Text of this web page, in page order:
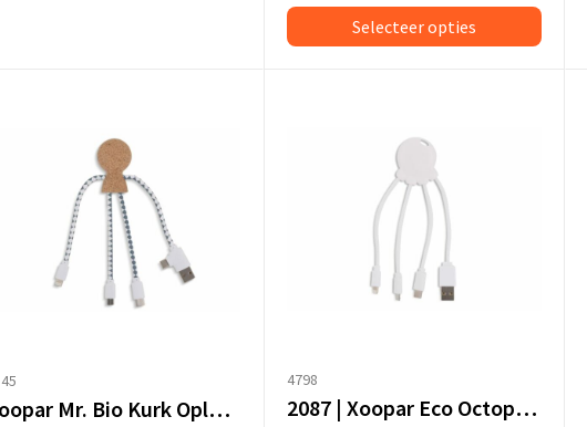
Selecteer opties
Xoopar Mr. Bio Kurk Oplaadkabel
4798
2087 | Xoopar Eco Octopus Oplaadkabel